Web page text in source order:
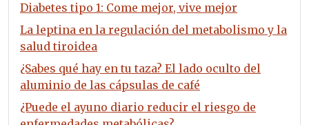
Diabetes tipo 1: Come mejor, vive mejor
La leptina en la regulación del metabolismo y la
salud tiroidea
¿Sabes qué hay en tu taza? El lado oculto del
aluminio de las cápsulas de café
¿Puede el ayuno diario reducir el riesgo de